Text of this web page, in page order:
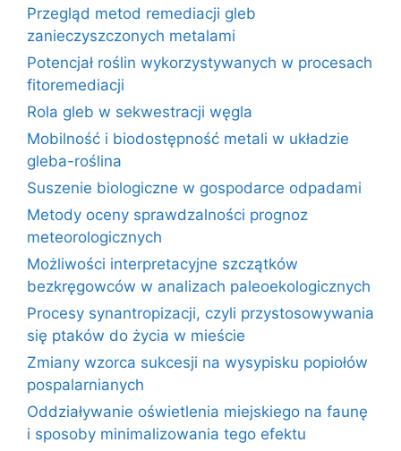
Przegląd metod remediacji gleb
zanieczyszczonych metalami
Potencjał roślin wykorzystywanych w procesach
fitoremediacji
Rola gleb w sekwestracji węgla
Mobilność i biodostępność metali w układzie
gleba-roślina
Suszenie biologiczne w gospodarce odpadami
Metody oceny sprawdzalności prognoz
meteorologicznych
Możliwości interpretacyjne szczątków
bezkręgowców w analizach paleoekologicznych
Procesy synantropizacji, czyli przystosowywania
się ptaków do życia w mieście
Zmiany wzorca sukcesji na wysypisku popiołów
pospalarnianych
Oddziaływanie oświetlenia miejskiego na faunę
i sposoby minimalizowania tego efektu